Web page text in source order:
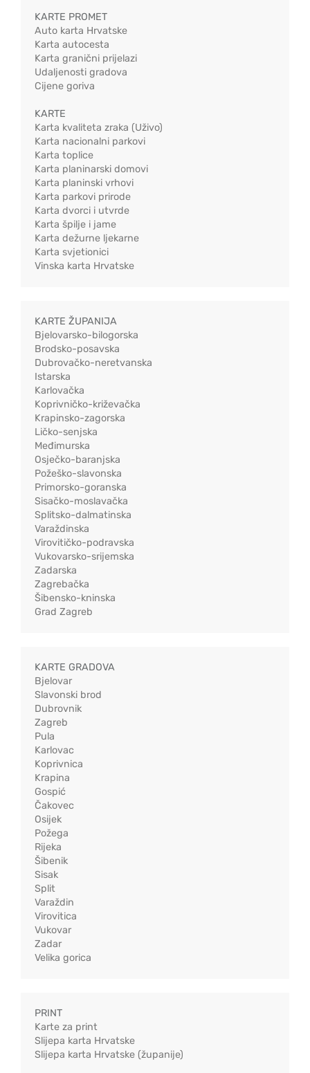
KARTE PROMET
Auto karta Hrvatske
Karta autocesta
Karta granični prijelazi
Udaljenosti gradova
Cijene goriva
KARTE
Karta kvaliteta zraka (Uživo)
Karta nacionalni parkovi
Karta toplice
Karta planinarski domovi
Karta planinski vrhovi
Karta parkovi prirode
Karta dvorci i utvrde
Karta špilje i jame
Karta dežurne ljekarne
Karta svjetionici
Vinska karta Hrvatske
KARTE ŽUPANIJA
Bjelovarsko-bilogorska
Brodsko-posavska
Dubrovačko-neretvanska
Istarska
Karlovačka
Koprivničko-križevačka
Krapinsko-zagorska
Ličko-senjska
Međimurska
Osječko-baranjska
Požeško-slavonska
Primorsko-goranska
Sisačko-moslavačka
Splitsko-dalmatinska
Varaždinska
Virovitičko-podravska
Vukovarsko-srijemska
Zadarska
Zagrebačka
Šibensko-kninska
Grad Zagreb
KARTE GRADOVA
Bjelovar
Slavonski brod
Dubrovnik
Zagreb
Pula
Karlovac
Koprivnica
Krapina
Gospić
Čakovec
Osijek
Požega
Rijeka
Šibenik
Sisak
Split
Varaždin
Virovitica
Vukovar
Zadar
Velika gorica
PRINT
Karte za print
Slijepa karta Hrvatske
Slijepa karta Hrvatske (županije)